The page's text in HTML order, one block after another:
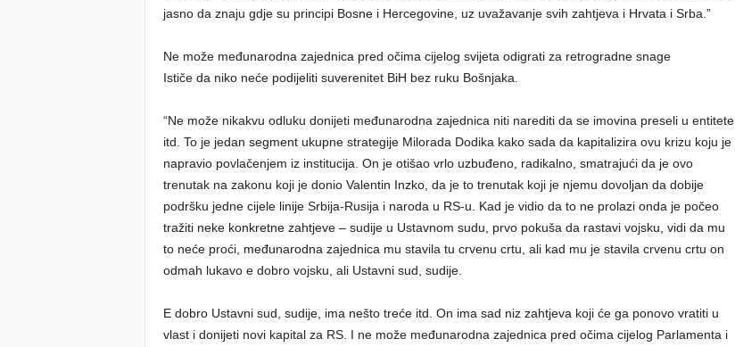
jasno da znaju gdje su principi Bosne i Hercegovine, uz uvažavanje svih zahtjeva i Hrvata i Srba.”
Ne može međunarodna zajednica pred očima cijelog svijeta odigrati za retrogradne snage
Ističe da niko neće podijeliti suverenitet BiH bez ruku Bošnjaka.
“Ne može nikakvu odluku donijeti međunarodna zajednica niti narediti da se imovina preseli u entitete
itd. To je jedan segment ukupne strategije Milorada Dodika kako sada da kapitalizira ovu krizu koju je
napravio povlačenjem iz institucija. On je otišao vrlo uzbuđeno, radikalno, smatrajući da je ovo
trenutak na zakonu koji je donio Valentin Inzko, da je to trenutak koji je njemu dovoljan da dobije
podršku jedne cijele linije Srbija-Rusija i naroda u RS-u. Kad je vidio da to ne prolazi onda je počeo
tražiti neke konkretne zahtjeve – sudije u Ustavnom sudu, prvo pokuša da rastavi vojsku, vidi da mu
to neće proći, međunarodna zajednica mu stavila tu crvenu crtu, ali kad mu je stavila crvenu crtu on
odmah lukavo e dobro vojsku, ali Ustavni sud, sudije.
E dobro Ustavni sud, sudije, ima nešto treće itd. On ima sad niz zahtjeva koji će ga ponovo vratiti u
vlast i donijeti novi kapital za RS. I ne može međunarodna zajednica pred očima cijelog Parlamenta i